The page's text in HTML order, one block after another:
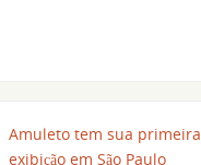
Amuleto tem sua primeira
exibição em São Paulo